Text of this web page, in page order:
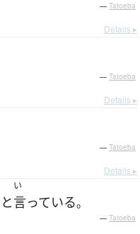
— Tatoeba
Details ▸
— Tatoeba
Details ▸
— Tatoeba
Details ▸
と
い
言っている。
— Tatoeba